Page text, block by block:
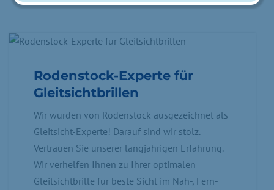
Rodenstock-Experte für
Gleitsichtbrillen
Wir wurden von Rodenstock ausgezeichnet als
Gleitsicht-Experte! Darauf sind wir stolz.
Vertrauen Sie unserer langjährigen Erfahrung.
Wir verhelfen Ihnen zu Ihrer optimalen
Gleitsichtbrille für beste Sicht im Nah-, Fern-